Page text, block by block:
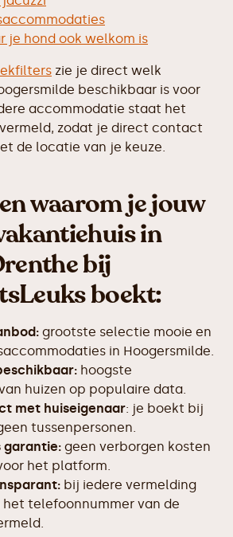
je hond ook welkom is
zie je direct welk
beschikbaar is voor
accommodatie staat het
zodat je direct contact
de locatie van je keuze.
waarom je jouw
in
bij
boekt:
grootste selectie mooie en
in Hoogersmilde.
hoogste
huizen op populaire data.
met huiseigenaar: je boekt bij
tussenpersonen.
garantie: geen verborgen kosten
het platform.
bij iedere vermelding
telefoonnummer van de